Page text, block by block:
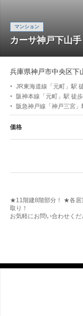
マンション
カーサ神戸下山手
兵庫県神戸市中央区下
JR東海道線「元町」駅
阪神本線「元町」駅 徒
阪急神戸線「神戸三宮
価格
★11階建8階部分！ ★各居
取り！
お気軽にお問い合わせくだ